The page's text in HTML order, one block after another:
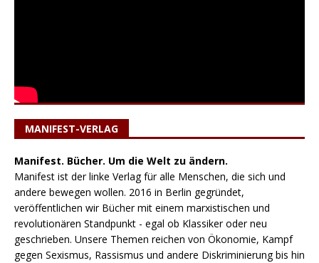
MANIFEST-VERLAG
Manifest. Bücher. Um die Welt zu ändern.
Manifest ist der linke Verlag für alle Menschen, die sich und
andere bewegen wollen. 2016 in Berlin gegründet,
veröffentlichen wir Bücher mit einem marxistischen und
revolutionären Standpunkt - egal ob Klassiker oder neu
geschrieben. Unsere Themen reichen von Ökonomie, Kampf
gegen Sexismus, Rassismus und andere Diskriminierung bis hin